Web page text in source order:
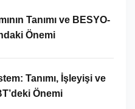
Tanımı ve BESYO-
Önemi
Tanımı, İşleyişi ve
Önemi